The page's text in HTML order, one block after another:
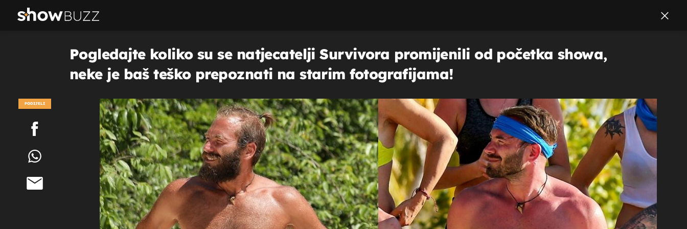
Pogledajte koliko su se natjecatelji Survivora promijenili od početka showa,
neke je baš teško prepoznati na starim fotografijama!
PODIJELI
POGLEDAJ